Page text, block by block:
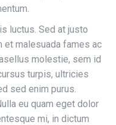
luctus. Sed at justo
et malesuada fames ac
molestie, sem id
turpis, ultricies
sed enim purus.
eu quam eget dolor
mi, in dictum